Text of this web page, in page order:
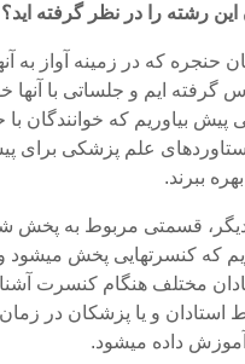
رشته را در نظر گرفته اید؟
حنجره که در زمینه آواز به
گرفته ایم و جلساتی با آنها
پیش بیاوریم که خوانندگان با
دستاوردهای علم پزشکی برای
ببرند.
قسمتی مربوط به پخش
که کنسرتهایی پخش میشود و
مختلف هنگام کنسرت
استادان و یا پزشکان در
داده میشود.
متن فیلم «متری
اگر نمی توانی
مشهورترین باشی،
بدنام ترین باش